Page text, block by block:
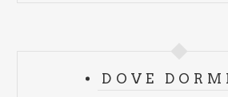
DOVE